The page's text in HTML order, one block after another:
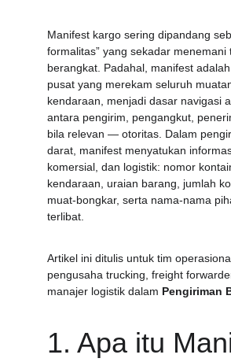
Manifest kargo sering dipandang
formalitas” yang sekadar menemani
berangkat. Padahal, manifest
pusat yang merekam seluruh
kendaraan, menjadi dasar navigasi
antara pengirim, pengangkut,
bila relevan — otoritas. Dalam
darat, manifest menyatukan
komersial, dan logistik: nomor
kendaraan, uraian barang, jumlah
muat-bongkar, serta nama-nama
terlibat.
Artikel ini ditulis untuk tim
pengusaha trucking, freight
manajer logistik dalam Pengiriman
1. Apa itu